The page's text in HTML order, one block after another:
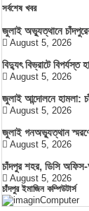
সর্বশেষ খবর
জুলাই অভ্যুত্থানে
August 5, 2026
বিদ্যুৎ বিভ্রাটে বিপর্যস্ত
August 5, 2026
জুলাই আন্দোলনে হামলা:
August 5, 2026
জুলাই গনঅভ্যুত্থান স্মরণে
August 5, 2026
চাঁদপুর শহর, ডিসি
August 5, 2026
চাঁদপুর ইমাজিন কম্পিউটার্স